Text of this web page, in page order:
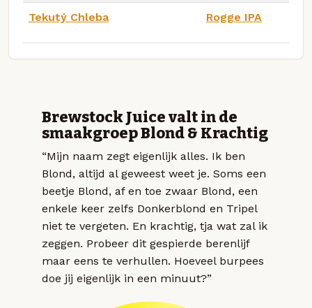
Tekutý Chleba Rogge IPA
Brewstock Juice valt in de
smaakgroep Blond & Krachtig
“Mijn naam zegt eigenlijk alles. Ik ben
Blond, altijd al geweest weet je. Soms een
beetje Blond, af en toe zwaar Blond, een
enkele keer zelfs Donkerblond en Tripel
niet te vergeten. En krachtig, tja wat zal ik
zeggen. Probeer dit gespierde berenlijf
maar eens te verhullen. Hoeveel burpees
doe jij eigenlijk in een minuut?”